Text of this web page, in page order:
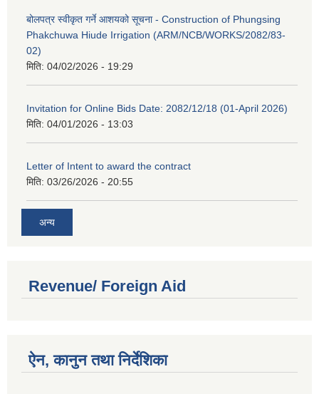
बोलपत्र स्वीकृत गर्ने आशयको सूचना - Construction of Phungsing
Phakchuwa Hiude Irrigation (ARM/NCB/WORKS/2082/83-
02)
मिति: 04/02/2026 - 19:29
Invitation for Online Bids Date: 2082/12/18 (01-April 2026)
मिति: 04/01/2026 - 13:03
Letter of Intent to award the contract
मिति: 03/26/2026 - 20:55
अन्य
Revenue/ Foreign Aid
ऐन, कानुन तथा निर्देशिका